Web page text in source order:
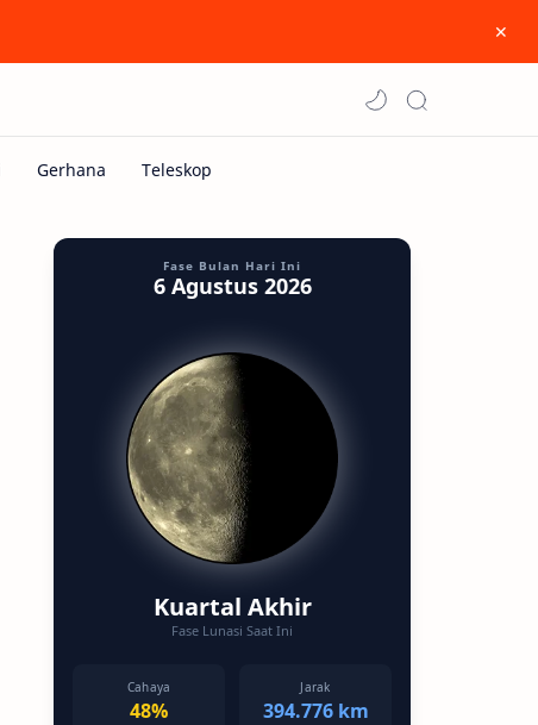
Fase Bulan Hari Ini
6 Agustus 2026
Kuartal Akhir
Fase Lunasi Saat Ini
Cahaya
48%
Jarak
394.776 km